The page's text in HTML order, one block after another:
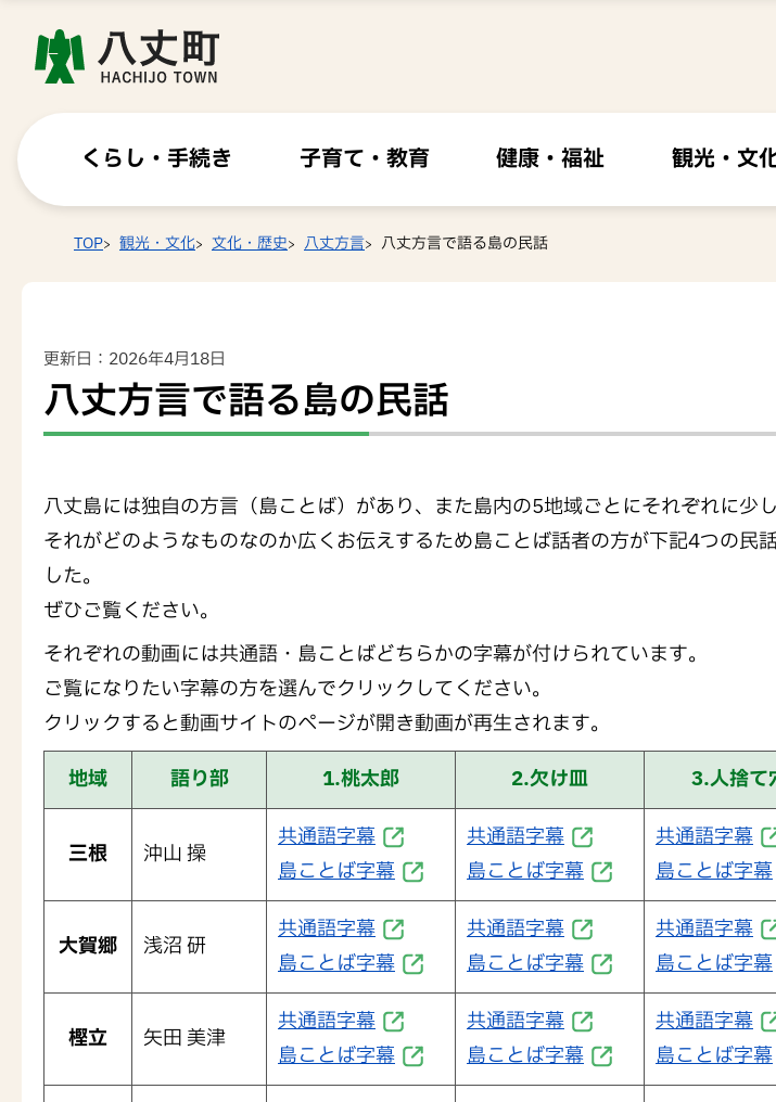
くらし・手続き 子育て・教育 健康・福祉 観光・文
TOP 観光・文化 文化・歴史 八丈方言 八丈方言で語る島の民話
更新日：2026年4月18日
八丈方言で語る島の民話
八丈島には独自の方言（島ことば）があり、また島内の5地域ごとにそれぞれに少
それがどのようなものなのか広くお伝えするため島ことば話者の方が下記4つの民
した。
ぜひご覧ください。
それぞれの動画には共通語・島ことばどちらかの字幕が付けられています。
ご覧になりたい字幕の方を選んでクリックしてください。
クリックすると動画サイトのページが開き動画が再生されます。
地域
語り部 1.桃太郎 2.欠け皿 3.人捨て
三根 沖山 操
共通語字幕
島ことば字幕
共通語字幕
島ことば字幕
共通語字幕
島ことば字幕
大賀郷 浅沼 研
共通語字幕
島ことば字幕
共通語字幕
島ことば字幕
共通語字幕
島ことば字幕
樫立 矢田 美津
共通語字幕
島ことば字幕
共通語字幕
島ことば字幕
共通語字幕
島ことば字幕